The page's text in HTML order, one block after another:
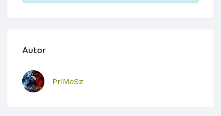
Autor
PriMoSz